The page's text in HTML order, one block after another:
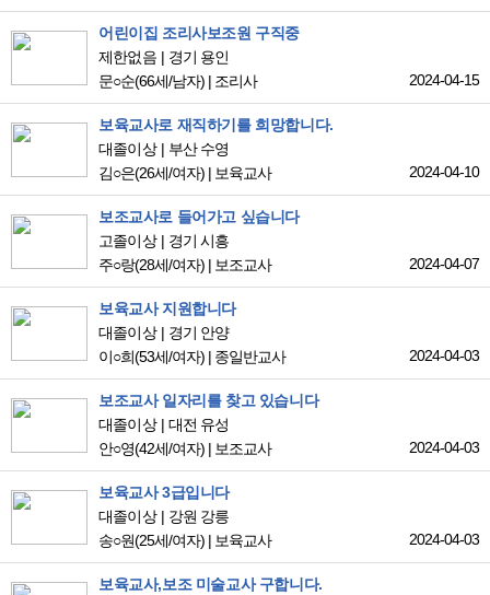
어린이집 조리사보조원 구직중
제한없음
경기 용인
문○순(66세/남자) | 조리사 2024-04-15
보육교사로 재직하기를 희망합니다.
대졸이상
부산 수영
김○은(26세/여자) | 보육교사 2024-04-10
보조교사로 들어가고 싶습니다
고졸이상
경기 시흥
주○랑(28세/여자) | 보조교사 2024-04-07
보육교사 지원합니다
대졸이상
경기 안양
이○희(53세/여자) | 종일반교사 2024-04-03
보조교사 일자리를 찾고 있습니다
대졸이상
대전 유성
안○영(42세/여자) | 보조교사 2024-04-03
보육교사 3급입니다
대졸이상
강원 강릉
송○원(25세/여자) | 보육교사 2024-04-03
보육교사,보조 미술교사 구합니다.